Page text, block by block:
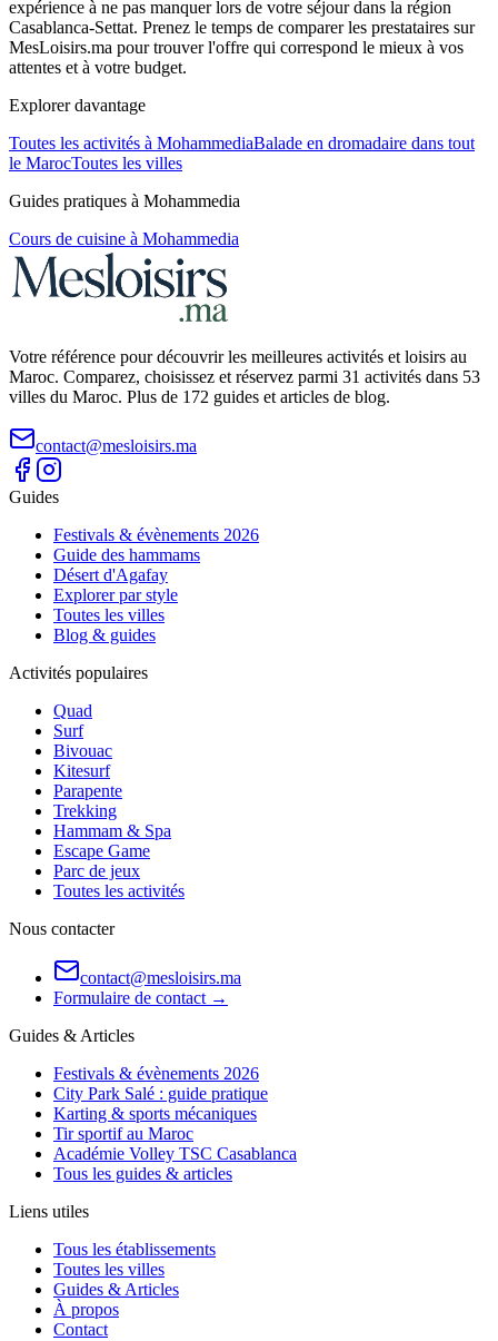
expérience à ne pas manquer lors de votre séjour dans la région
Casablanca-Settat. Prenez le temps de comparer les prestataires sur
MesLoisirs.ma pour trouver l'offre qui correspond le mieux à vos
attentes et à votre budget.
Explorer davantage
Toutes les activités à MohammediaBalade en dromadaire dans tout
le MarocToutes les villes
Guides pratiques à Mohammedia
Cours de cuisine à Mohammedia
Votre référence pour découvrir les meilleures activités et loisirs au
Maroc. Comparez, choisissez et réservez parmi 31 activités dans 53
villes du Maroc. Plus de 172 guides et articles de blog.
contact@mesloisirs.ma
Guides
Festivals & évènements 2026
Guide des hammams
Désert d'Agafay
Explorer par style
Toutes les villes
Blog & guides
Activités populaires
Quad
Surf
Bivouac
Kitesurf
Parapente
Trekking
Hammam & Spa
Escape Game
Parc de jeux
Toutes les activités
Nous contacter
contact@mesloisirs.ma
Formulaire de contact →
Guides & Articles
Festivals & évènements 2026
City Park Salé : guide pratique
Karting & sports mécaniques
Tir sportif au Maroc
Académie Volley TSC Casablanca
Tous les guides & articles
Liens utiles
Tous les établissements
Toutes les villes
Guides & Articles
À propos
Contact